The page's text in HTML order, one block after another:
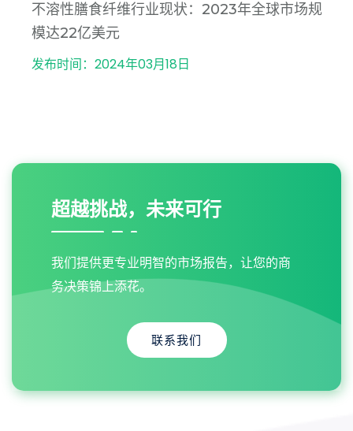
不溶性膳食纤维行业现状：2023年全球市场规
模达22亿美元
发布时间：2024年03月18日
超越挑战，未来可行
我们提供更专业明智的市场报告，让您的商
务决策锦上添花。
联系我们